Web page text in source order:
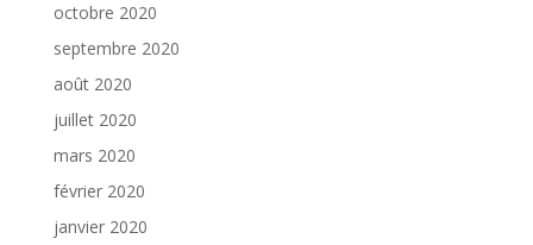
octobre 2020
septembre 2020
août 2020
juillet 2020
mars 2020
février 2020
janvier 2020